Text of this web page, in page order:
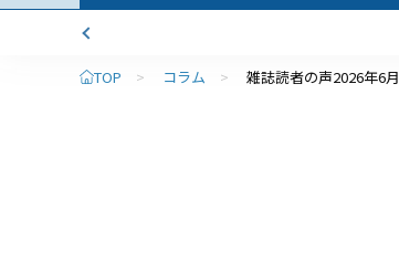
TOP > コラム > 雑誌読者の声2026年6月